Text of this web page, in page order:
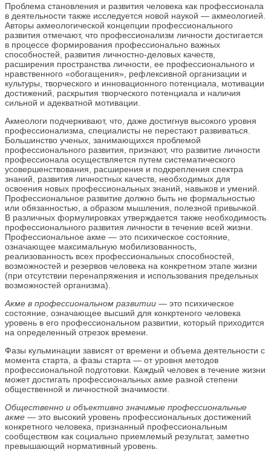
Проблема становления и развития человека как профессионала
в деятельности также исследуется новой наукой — акмеологией.
Авторы акмеологической концепции профессионального
развития отмечают, что профессионализм личности достигается
в процессе формирования профессионально важных
способностей, развития личностно-деловых качеств,
расширения пространства личности, ее профессионального и
нравственного «обогащения», рефлексивной организации и
культуры, творческого и инновационного потенциала, мотивации
достижений, раскрытия творческого потенциала и наличия
сильной и адекватной мотивации.
Акмеологи подчеркивают, что, даже достигнув высокого уровня
профессионализма, специалисты не перестают развиваться.
Большинство ученых, занимающихся проблемой
профессионального развития, признают, что развитие личности
профессионала осуществляется путем систематического
усовершенствования, расширения и подкрепления спектра
знаний, развития личностных качеств, необходимых для
освоения новых профессиональных знаний, навыков и умений.
Профессиональное развитие должно быть не формальностью
или обязанностью, а образом мышления, полезной привычкой.
В различных формулировках утверждается также необходимость
профессионального развития личности в течение всей жизни.
Профессиональное акме — это психическое состояние,
означающее максимальную мобилизованность,
реализованность всех профессиональных способностей,
возможностей и резервов человека на конкретном этапе жизни
(при отсутствии перенапряжения и использования предельных
возможностей организма).
Акме в профессиональном развитии — это психическое
состояние, означающее высший для конкртеного человека
уровень в его профессиональном развитии, который приходится
на определенный отрезок времени.
Фазы кульминации зависят от времени и объема деятельности с
момента старта, а фазы старта — от уровня методов
профессиональной подготовки. Каждый человек в течение жизни
может достигать профессиональных акме разной степени
общественной и личностной значимости.
Общественно и объективно значимые профессиональные
акме — это высокий уровень профессиональных достижений
конкретного человека, признанный профессиональным
сообществом как социально приемлемый результат, заметно
превышающий нормативный уровень.